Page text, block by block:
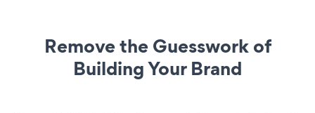
Remove the Guesswork of
Building Your Brand